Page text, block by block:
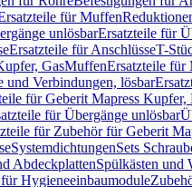
für Muffen
unlösbarErsatzteile für
Ersatzteile für AnschlüsseT-
GasMuffenErsatzteile für
und Verbindungen, lösbar
für Geberit Mapress
für Übergänge unlösbar
für Zubehör für Geberit
SystemdichtungenSets
AbdeckplattenSpülkästen und
Hygieneeinbaumodule